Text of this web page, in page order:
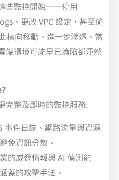
些監控開始──停用
、更改 VPC 設定，甚至偷
橫向移動、進一步滲透。當
端環境可能早已淪陷卻渾然
完整及即時的監控服務:
事件日誌、網路流量與資源
免資訊分散。
的威脅情報與 AI 偵測能
蓋的攻擊手法。